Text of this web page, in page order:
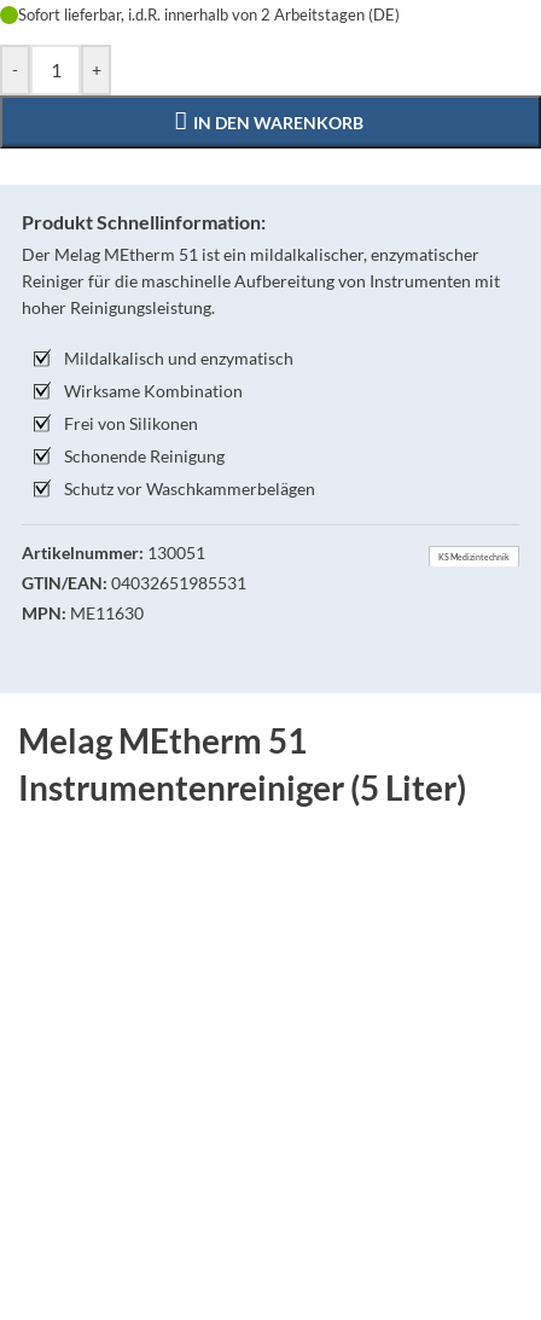
Sofort lieferbar, i.d.R. innerhalb von 2 Arbeitstagen (DE)
- +
IN DEN WARENKORB
Produkt Schnellinformation:
Der Melag MEtherm 51 ist ein mildalkalischer, enzymatischer
Reiniger für die maschinelle Aufbereitung von Instrumenten mit
hoher Reinigungsleistung.
Mildalkalisch und enzymatisch
Wirksame Kombination
Frei von Silikonen
Schonende Reinigung
Schutz vor Waschkammerbelägen
Artikelnummer: 130051
GTIN/EAN: 04032651985531
MPN: ME11630
KS Medizintechnik
Melag MEtherm 51
Instrumentenreiniger (5 Liter)